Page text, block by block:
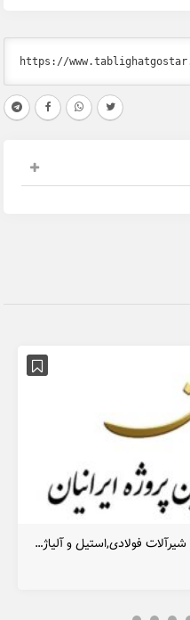
فروش و تأمین لوله‌، اتصالات، فلنج و شیرآلات فولادی,استیل و آلیاژی پروژه ‌های صنعتی و ساختمانی